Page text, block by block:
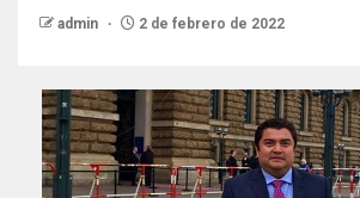
admin 2 de febrero de 2022